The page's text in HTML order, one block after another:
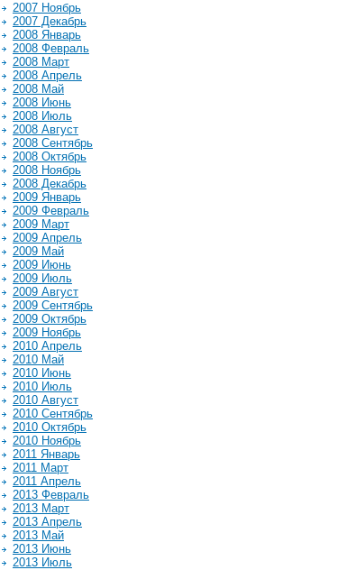
2007 Ноябрь
2007 Декабрь
2008 Январь
2008 Февраль
2008 Март
2008 Апрель
2008 Май
2008 Июнь
2008 Июль
2008 Август
2008 Сентябрь
2008 Октябрь
2008 Ноябрь
2008 Декабрь
2009 Январь
2009 Февраль
2009 Март
2009 Апрель
2009 Май
2009 Июнь
2009 Июль
2009 Август
2009 Сентябрь
2009 Октябрь
2009 Ноябрь
2010 Апрель
2010 Май
2010 Июнь
2010 Июль
2010 Август
2010 Сентябрь
2010 Октябрь
2010 Ноябрь
2011 Январь
2011 Март
2011 Апрель
2013 Февраль
2013 Март
2013 Апрель
2013 Май
2013 Июнь
2013 Июль